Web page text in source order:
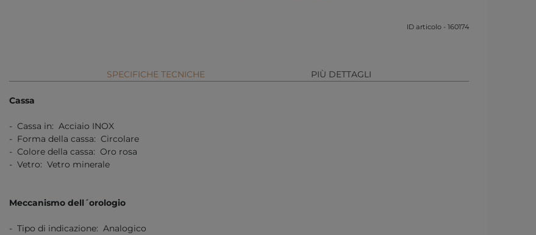
ID articolo - 160174
SPECIFICHE TECNICHE PIÙ DETTAGLI
Cassa
- Cassa in: Acciaio INOX
- Forma della cassa: Circolare
- Colore della cassa: Oro rosa
- Vetro: Vetro minerale
Meccanismo dell´orologio
- Tipo di indicazione: Analogico